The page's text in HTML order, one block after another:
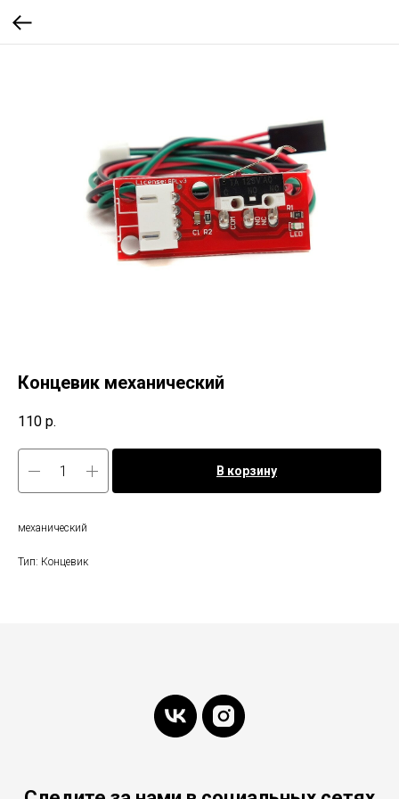
Концевик механический
110 р.
В корзину
механический
Тип: Концевик